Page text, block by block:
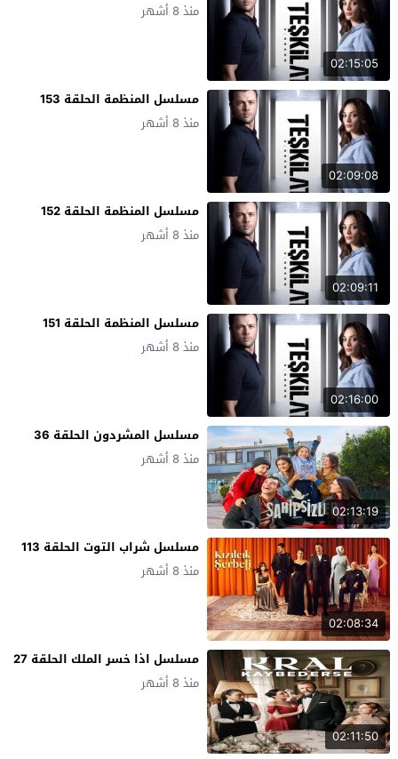
02:15:05
منذ 8 أشهر
02:09:08
مسلسل المنظمة الحلقة 153
منذ 8 أشهر
02:09:11
مسلسل المنظمة الحلقة 152
منذ 8 أشهر
02:16:00
مسلسل المنظمة الحلقة 151
منذ 8 أشهر
02:13:19
مسلسل المشردون الحلقة 36
منذ 8 أشهر
02:08:34
مسلسل شراب التوت الحلقة 113
منذ 8 أشهر
02:11:50
مسلسل اذا خسر الملك الحلقة 27
منذ 8 أشهر